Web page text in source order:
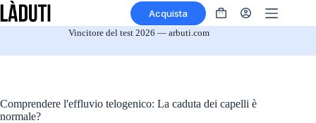
Vai
al
Acquista
Il
Vincitore del test 2026 — arbuti.com
Comprendere l'effluvio telogenico: La caduta dei capelli è
normale?